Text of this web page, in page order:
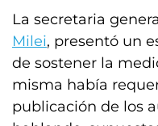
La secretaria
Milei, presentó un
de sostener la
misma había
publicación de los